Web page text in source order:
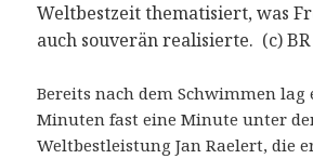
Weltbestzeit thematisiert, was
auch souverän realisierte. (c) BR
Bereits nach dem Schwimmen lag
Minuten fast eine Minute unter
Weltbestleistung Jan Raelert, die